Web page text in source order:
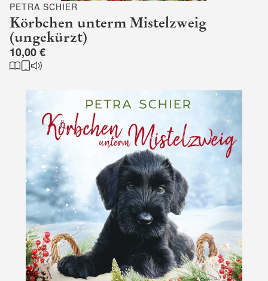
PETRA SCHIER
Körbchen unterm Mistelzweig
(ungekürzt)
10,00 €